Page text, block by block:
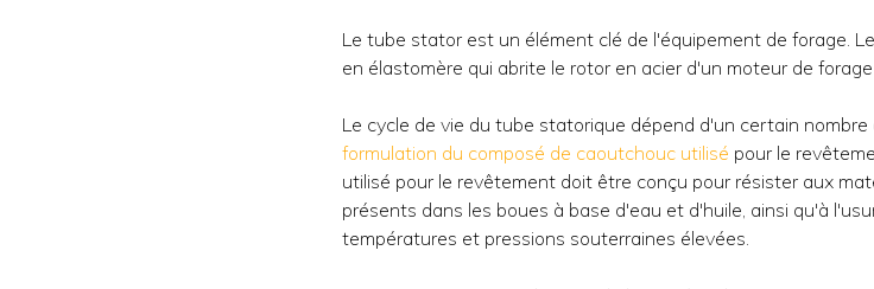
Le tube stator est un élément clé de l'équipement de forage.
en élastomère qui abrite le rotor en acier d'un moteur de
Le cycle de vie du tube statorique dépend d'un certain
formulation du composé de caoutchouc utilisé pour le
utilisé pour le revêtement doit être conçu pour résister aux
présents dans les boues à base d'eau et d'huile, ainsi qu'à
températures et pressions souterraines élevées.